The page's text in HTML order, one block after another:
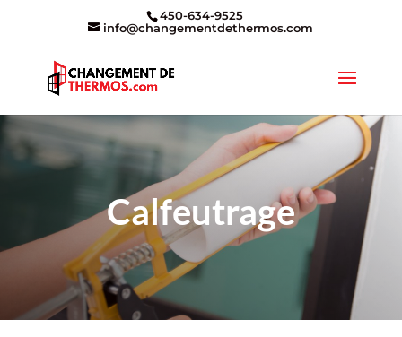
450-634-9525
info@changementdethermos.com
Calfeutrage